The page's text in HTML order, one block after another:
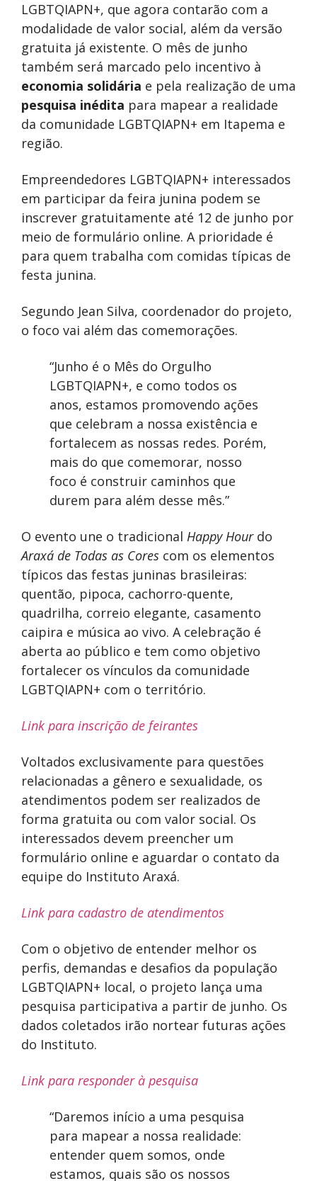
LGBTQIAPN+, que agora contarão com a
modalidade de valor social, além da versão
gratuita já existente. O mês de junho
também será marcado pelo incentivo à
economia solidária e pela realização de uma
pesquisa inédita para mapear a realidade
da comunidade LGBTQIAPN+ em Itapema e
região.
Empreendedores LGBTQIAPN+ interessados
em participar da feira junina podem se
inscrever gratuitamente até 12 de junho por
meio de formulário online. A prioridade é
para quem trabalha com comidas típicas de
festa junina.
Segundo Jean Silva, coordenador do projeto,
o foco vai além das comemorações.
“Junho é o Mês do Orgulho
LGBTQIAPN+, e como todos os
anos, estamos promovendo ações
que celebram a nossa existência e
fortalecem as nossas redes. Porém,
mais do que comemorar, nosso
foco é construir caminhos que
durem para além desse mês.”
O evento une o tradicional Happy Hourdo
Araxá de Todas as Cores com os elementos
típicos das festas juninas brasileiras:
quentão, pipoca, cachorro-quente,
quadrilha, correio elegante, casamento
caipira e música ao vivo. A celebração é
aberta ao público e tem como objetivo
fortalecer os vínculos da comunidade
LGBTQIAPN+ com o território.
Link para inscrição de feirantes
Voltados exclusivamente para questões
relacionadas a gênero e sexualidade, os
atendimentos podem ser realizados de
forma gratuita ou com valor social. Os
interessados devem preencher um
formulário online e aguardar o contato da
equipe do Instituto Araxá.
Link para cadastro de atendimentos
Com o objetivo de entender melhor os
perfis, demandas e desafios da população
LGBTQIAPN+ local, o projeto lança uma
pesquisa participativa a partir de junho. Os
dados coletados irão nortear futuras ações
do Instituto.
Link para responder à pesquisa
“Daremos início a uma pesquisa
para mapear a nossa realidade:
entender quem somos, onde
estamos, quais são os nossos